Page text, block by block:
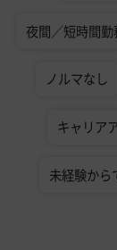
夜間／短時間勤
ノルマなし
キャリア
未経験から